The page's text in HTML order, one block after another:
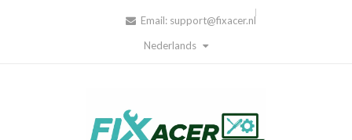
Email: support@fixacer.nl
Nederlands